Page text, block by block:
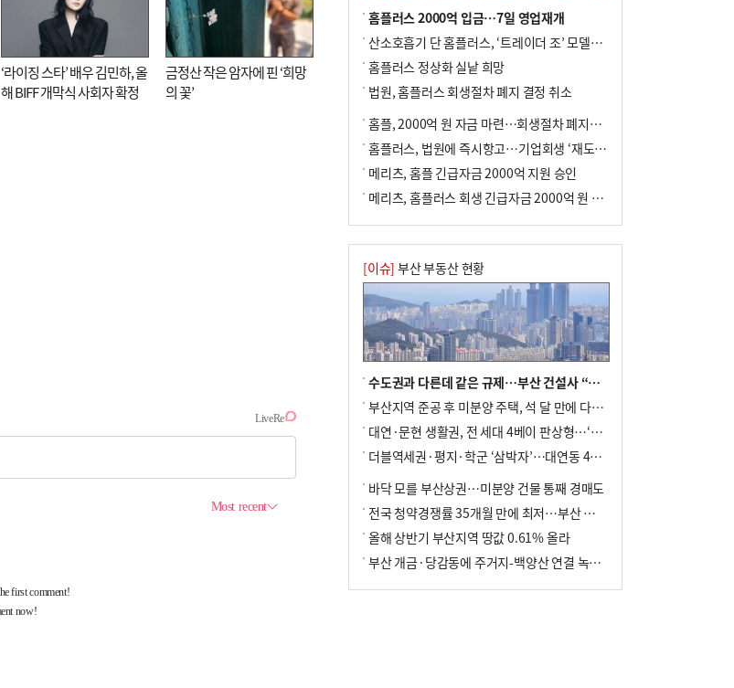
‘라이징 스타’ 배우 김민하, 올
해 BIFF 개막식 사회자 확정
금정산 작은 암자에 핀 ‘희망
의 꽃’
홈플러스 2000억 입금…7일 영업재개
산소호흡기 단 홈플러스, ‘트레이더 조’ 모델로 살아날까
홈플러스 정상화 실낱 희망
법원, 홈플러스 회생절차 폐지 결정 취소
홈플, 2000억 원 자금 마련…회생절차 폐지에 즉시항고(종합)
홈플러스, 법원에 즉시항고…기업회생 ‘재도전’
메리츠, 홈플 긴급자금 2000억 지원 승인
메리츠, 홈플러스 회생 긴급자금 2000억 원 지원 승인
[이슈] 부산 부동산 현황
수도권과 다른데 같은 규제…부산 건설사 “쓰러지기 직전”
부산지역 준공 후 미분양 주택, 석 달 만에 다시 3000가구 넘어서
대연·문현 생활권, 전 세대 4베이 판상형…‘더샵 트리센트’ 내달 분양
더블역세권·평지·학군 ‘삼박자’…대연동 42층 브랜드 단지
바닥 모를 부산상권…미분양 건물 통째 경매도
전국 청약경쟁률 35개월 만에 최저…부산 미분양 ‘적체’ 심화
올해 상반기 부산지역 땅값 0.61% 올라
부산 개금·당감동에 주거지-백양산 연결 녹지 조성